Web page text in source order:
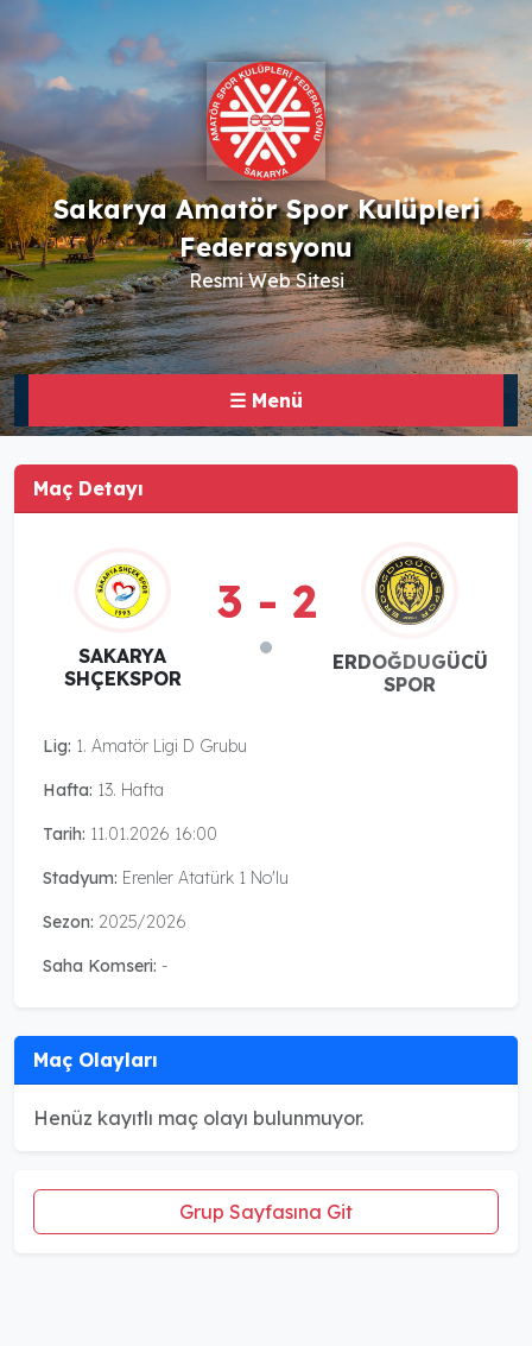
Sakarya Amatör Spor Kulüpleri
Federasyonu
Resmi Web Sitesi
☰ Menü
Maç Detayı
SAKARYA
SHÇEKSPOR
3 - 2
ERDOĞDUGÜCÜ
SPOR
Lig: 1. Amatör Ligi D Grubu
Hafta: 13. Hafta
Tarih: 11.01.2026 16:00
Stadyum: Erenler Atatürk 1 No'lu
Sezon: 2025/2026
Saha Komseri: -
Maç Olayları
Henüz kayıtlı maç olayı bulunmuyor.
Grup Sayfasına Git